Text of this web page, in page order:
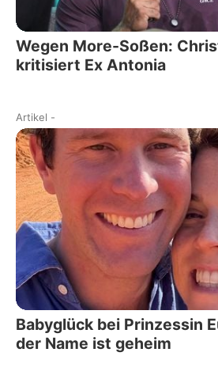
Wegen More-Soßen:
kritisiert Ex Antonia
Artikel -
Babyglück bei Prinzessin
der Name ist geheim